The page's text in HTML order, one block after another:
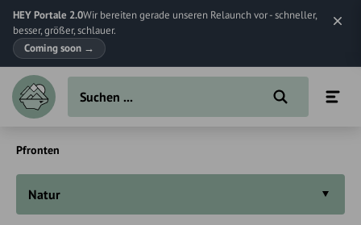
HEY Portale 2.0Wir bereiten gerade unseren Relaunch vor - schneller,
besser, größer, schlauer.
Coming soon →
Pfronten
Natur